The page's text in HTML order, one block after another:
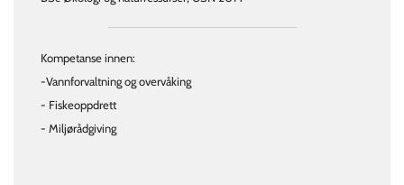
Kompetanse innen:
-Vannforvaltning og overvåking
- Fiskeoppdrett
- Miljørådgiving